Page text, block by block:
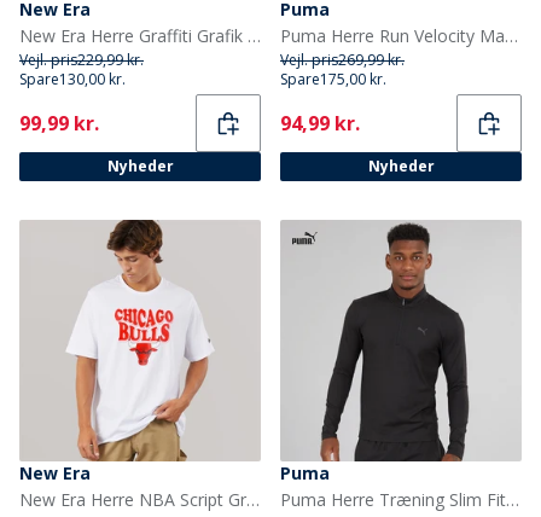
New Era
New Era Herre Graffiti Grafik T-shirt Fpk
Vejl. pris229,99 kr.
Spare130,00 kr.
Current
99,99 kr.
Nyheder
Puma
Puma Herre Run Velocity Marmor Løbe Top Sort/Gul
Vejl. pris269,99 kr.
Spare175,00 kr.
Current
94,99 kr.
Nyheder
New Era
New Era Herre NBA Script Grafik Chicago Bulls T-shirt Whi
Puma
Puma Herre Træning Slim Fit 1/4 Lynlås Puma Sort